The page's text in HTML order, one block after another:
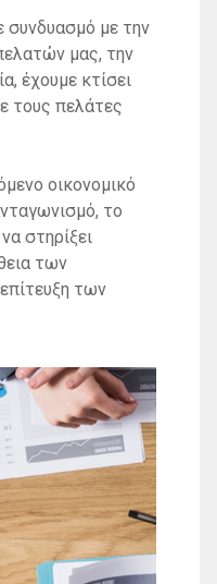
συνδυασμό με την
μας, την
έχουμε κτίσει
τους πελάτες
οικονομικό
το
στηρίξει
των
των